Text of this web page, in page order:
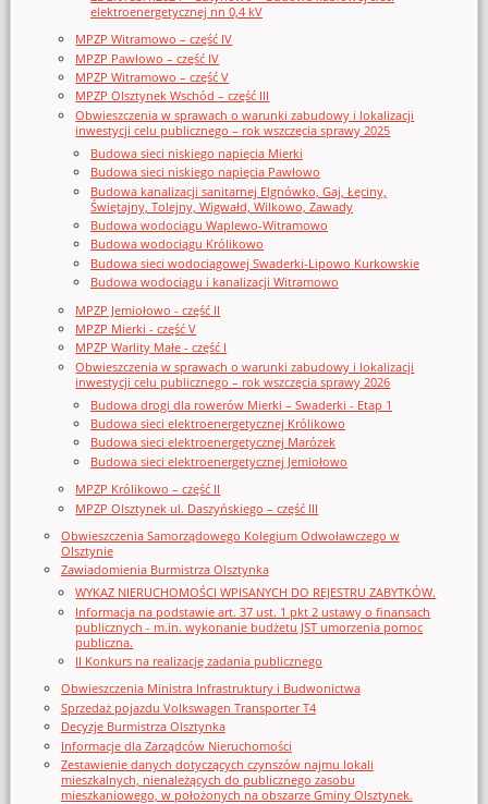
elektroenergetycznej nn 0,4 kV
MPZP Witramowo – część IV
MPZP Pawłowo – część IV
MPZP Witramowo – część V
MPZP Olsztynek Wschód – część III
Obwieszczenia w sprawach o warunki zabudowy i lokalizacji
inwestycji celu publicznego – rok wszczęcia sprawy 2025
Budowa sieci niskiego napięcia Mierki
Budowa sieci niskiego napięcia Pawłowo
Budowa kanalizacji sanitarnej Elgnówko, Gaj, Łęciny,
Świętajny, Tolejny, Wigwałd, Wilkowo, Zawady
Budowa wodociągu Waplewo-Witramowo
Budowa wodociągu Królikowo
Budowa sieci wodociągowej Swaderki-Lipowo Kurkowskie
Budowa wodociągu i kanalizacji Witramowo
MPZP Jemiołowo - część II
MPZP Mierki - część V
MPZP Warlity Małe - część I
Obwieszczenia w sprawach o warunki zabudowy i lokalizacji
inwestycji celu publicznego – rok wszczęcia sprawy 2026
Budowa drogi dla rowerów Mierki – Swaderki - Etap 1
Budowa sieci elektroenergetycznej Królikowo
Budowa sieci elektroenergetycznej Marózek
Budowa sieci elektroenergetycznej Jemiołowo
MPZP Królikowo – część II
MPZP Olsztynek ul. Daszyńskiego – część III
Obwieszczenia Samorządowego Kolegium Odwoławczego w
Olsztynie
Zawiadomienia Burmistrza Olsztynka
WYKAZ NIERUCHOMOŚCI WPISANYCH DO REJESTRU ZABYTKÓW.
Informacja na podstawie art. 37 ust. 1 pkt 2 ustawy o finansach
publicznych - m.in. wykonanie budżetu JST umorzenia pomoc
publiczna.
II Konkurs na realizację zadania publicznego
Obwieszczenia Ministra Infrastruktury i Budwonictwa
Sprzedaż pojazdu Volkswagen Transporter T4
Decyzje Burmistrza Olsztynka
Informacje dla Zarządców Nieruchomości
Zestawienie danych dotyczących czynszów najmu lokali
mieszkalnych, nienależących do publicznego zasobu
mieszkaniowego, w położonych na obszarze Gminy Olsztynek.